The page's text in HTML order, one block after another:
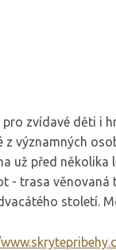
zvídavé děti i
významných
už před několika
- trasa věnovaná
století.